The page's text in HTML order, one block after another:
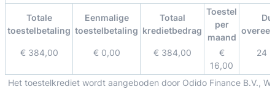
Totale
toestelbetaling
Eenmalige
toestelbetaling
Totaal
kredietbedrag
Toestel
per
maand
€ 384,00 € 0,00 € 384,00
€
16,00
24
Het toestelkrediet wordt aangeboden door Odido Finance B.V.,